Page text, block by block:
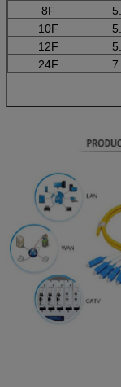
8F
10F
12F
24F